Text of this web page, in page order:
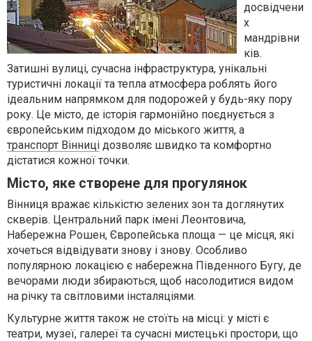
досвідчени
х
мандрівни
ків.
Затишні вулиці, сучасна інфраструктура, унікальні
туристичні локації та тепла атмосфера роблять його
ідеальним напрямком для подорожей у будь-яку пору
року. Це місто, де історія гармонійно поєднується з
європейським підходом до міського життя, а
транспорт Вінниці дозволяє швидко та комфортно
дістатися кожної точки.
Місто, яке створене для прогулянок
Вінниця вражає кількістю зелених зон та доглянутих
скверів. Центральний парк імені Леонтовича,
Набережна Рошен, Європейська площа — це місця, які
хочеться відвідувати знову і знову. Особливо
популярною локацією є набережна Південного Бугу, де
вечорами люди збираються, щоб насолодитися видом
на річку та світловими інсталяціями.
Культурне життя також не стоїть на місці: у місті є
театри, музеї, галереї та сучасні мистецькі простори, що